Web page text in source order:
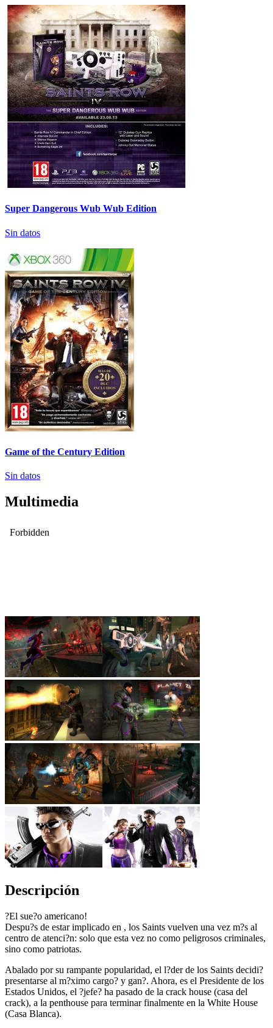
Super Dangerous Wub Wub Edition
Sin datos
Game of the Century Edition
Sin datos
Multimedia
Descripción
?El sue?o americano!
Despu?s de estar implicado en , los Saints vuelven una vez m?s al
centro de atenci?n: solo que esta vez no como peligrosos criminales,
sino como patriotas.
Abalado por su rampante popularidad, el l?der de los Saints decidi?
presentarse al m?ximo cargo? y gan?. Ahora, es el Presidente de los
Estados Unidos, el ?jefe? ha pasado de la crack house (casa del
crack), a la penthouse para terminar finalmente en la White House
(Casa Blanca).